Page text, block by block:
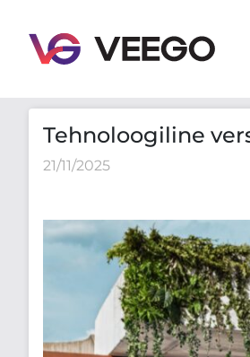
Tehnoloogiline verstapost
Tehnoloogiline
21/11/2025